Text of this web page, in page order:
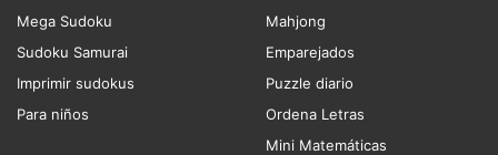
Mega Sudoku
Sudoku Samurai
Imprimir sudokus
Para niños
Mahjong
Emparejados
Puzzle diario
Ordena Letras
Mini Matemáticas